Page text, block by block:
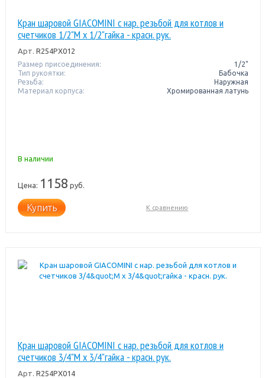
Кран шаровой GIACOMINI с нар. резьбой для котлов и
счетчиков 1/2"M x 1/2"гайка - красн. рук.
Арт. R254PX012
Размер присоединения:
1/2"
Тип рукоятки:
Бабочка
Резьба:
Наружная
Материал корпуса:
Хромированная латунь
В наличии
Цена: 1158 руб.
Купить К сравнению
Кран шаровой GIACOMINI с нар. резьбой для котлов и
счетчиков 3/4"M x 3/4"гайка - красн. рук.
Арт. R254PX014